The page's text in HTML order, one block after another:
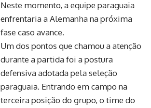
Neste momento, a equipe paraguaia
enfrentaria a Alemanha na próxima
fase caso avance.
Um dos pontos que chamou a atenção
durante a partida foi a postura
defensiva adotada pela seleção
paraguaia. Entrando em campo na
terceira posição do grupo, o time do